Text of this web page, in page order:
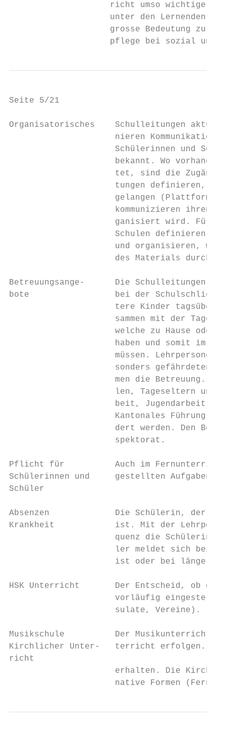
richt umso wichtiger,
unter den Lernenden
grosse Bedeutung zu.
pflege bei sozial und
Seite 5/21
Organisatorisches    Schulleitungen
nieren
Schülerinnen und
bekannt. Wo
tet, sind die
tungen definieren,
gelangen (Plattform,
kommunizieren ihren
ganisiert wird. Für
Schulen definieren,
und organisieren,
des Materials durch
Betreuungsange-      Die Schulleitungen
bote                 bei der
tere Kinder tagsüber
sammen mit der
welche zu Hause oder
haben und somit im
müssen. Lehrpersonen
sonders gefährdeten
men die Betreuung.
len, Tageseltern und
beit, Jugendarbeit)
Kantonales
dert werden. Den
                     spektorat.
Pflicht für          Auch im Fernunterricht
Schülerinnen und     gestellten Aufgaben
Schüler
Absenzen             Die Schülerin, der
Krankheit            ist. Mit der Lehrperson
quenz die Schülerin,
ler meldet sich bei
ist oder bei
HSK Unterricht       Der Entscheid, ob
vorläufig
                     sulate, Vereine).
Musikschule          Der Musikunterricht
Kirchlicher Unter-   terricht erfolgen. Der
richt
erhalten. Die
native Formen